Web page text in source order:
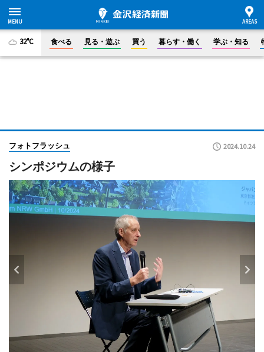
32°C 食べる 見る・遊ぶ 買う 暮らす・働く 学ぶ・知る
フォトフラッシュ 2024.10.24
シンポジウムの様子